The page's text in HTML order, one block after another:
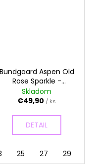
Bundgaard Aspen Old
Rose Sparkle -
Zateplené gumáky
Skladom
€49,90 / ks
DETAIL
25 27 29